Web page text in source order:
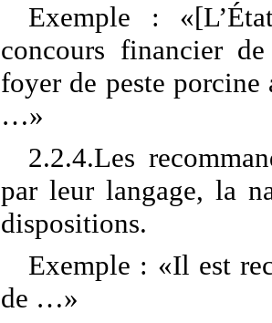
Exemple :
concours financier
foyer de peste
…»
2.2.4.Les
par leur langage, la
dispositions.
Exemple : «Il est
de …»